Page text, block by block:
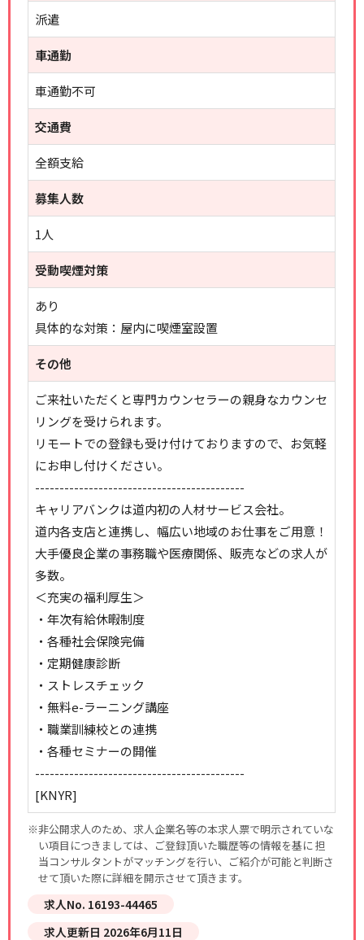
派遣
車通勤
車通勤不可
交通費
全額支給
募集人数
1人
受動喫煙対策
あり
具体的な対策：屋内に喫煙室設置
その他
ご来社いただくと専門カウンセラーの親身なカウンセ
リングを受けられます。
リモートでの登録も受け付けておりますので、お気軽
にお申し付けください。
-------------------------------------------
キャリアバンクは道内初の人材サービス会社。
道内各支店と連携し、幅広い地域のお仕事をご用意！
大手優良企業の事務職や医療関係、販売などの求人が
多数。
＜充実の福利厚生＞
・年次有給休暇制度
・各種社会保険完備
・定期健康診断
・ストレスチェック
・無料e-ラーニング講座
・職業訓練校との連携
・各種セミナーの開催
-------------------------------------------
[KNYR]
※非公開求人のため、求人企業名等の本求人票で明示されていな
い項目につきましては、ご登録頂いた職歴等の情報を基に 担
当コンサルタントがマッチングを行い、ご紹介が可能と判断さ
せて頂いた際に詳細を開示させて頂きます。
求人No. 16193-44465
求人更新日 2026年6月11日